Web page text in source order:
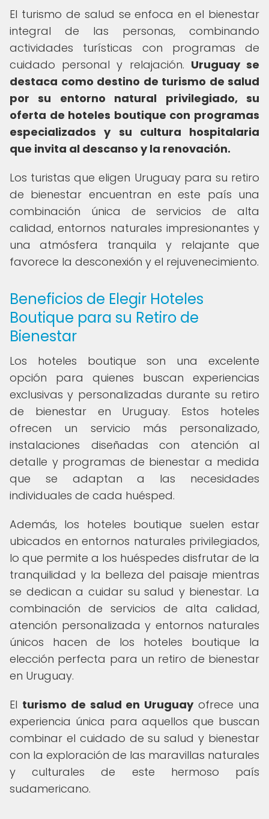
El turismo de salud se enfoca en el bienestar
integral de las personas, combinando
actividades turísticas con programas de
cuidado personal y relajación. Uruguay se
destaca como destino de turismo de salud
por su entorno natural privilegiado, su
oferta de hoteles boutique con programas
especializados y su cultura hospitalaria
que invita al descanso y la renovación.
Los turistas que eligen Uruguay para su retiro
de bienestar encuentran en este país una
combinación única de servicios de alta
calidad, entornos naturales impresionantes y
una atmósfera tranquila y relajante que
favorece la desconexión y el rejuvenecimiento.
Beneficios de Elegir Hoteles
Boutique para su Retiro de
Bienestar
Los hoteles boutique son una excelente
opción para quienes buscan experiencias
exclusivas y personalizadas durante su retiro
de bienestar en Uruguay. Estos hoteles
ofrecen un servicio más personalizado,
instalaciones diseñadas con atención al
detalle y programas de bienestar a medida
que se adaptan a las necesidades
individuales de cada huésped.
Además, los hoteles boutique suelen estar
ubicados en entornos naturales privilegiados,
lo que permite a los huéspedes disfrutar de la
tranquilidad y la belleza del paisaje mientras
se dedican a cuidar su salud y bienestar. La
combinación de servicios de alta calidad,
atención personalizada y entornos naturales
únicos hacen de los hoteles boutique la
elección perfecta para un retiro de bienestar
en Uruguay.
El turismo de salud en Uruguayofrece una
experiencia única para aquellos que buscan
combinar el cuidado de su salud y bienestar
con la exploración de las maravillas naturales
y culturales de este hermoso país
sudamericano.